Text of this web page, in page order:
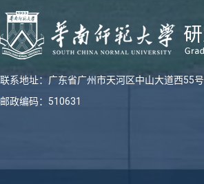
联系地址：广东省广州市天河区中山大道西55号
邮政编码：510631